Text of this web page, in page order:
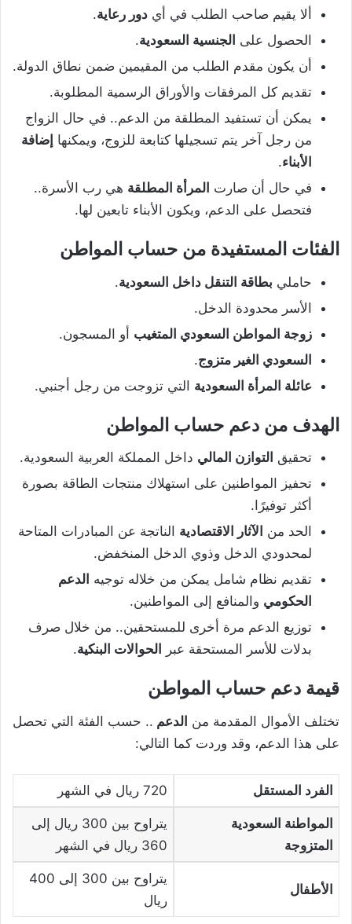
ألا يقيم صاحب الطلب في أي دور رعاية.
الحصول على الجنسية السعودية.
أن يكون مقدم الطلب من المقيمين ضمن نطاق الدولة.
تقديم كل المرفقات والأوراق الرسمية المطلوبة.
يمكن أن تستفيد المطلقة من الدعم.. في حال الزواج
من رجل آخر يتم تسجيلها كتابعة للزوج، ويمكنها إضافة
الأبناء.
في حال أن صارت المرأة المطلقة هي رب الأسرة..
فتحصل على الدعم، ويكون الأبناء تابعين لها.
الفئات المستفيدة من حساب المواطن
حاملي بطاقة التنقل داخل السعودية.
الأسر محدودة الدخل.
زوجة المواطن السعودي المتغيب أو المسجون.
السعودي الغير متزوج.
عائلة المرأة السعودية التي تزوجت من رجل أجنبي.
الهدف من دعم حساب المواطن
تحقيق التوازن المالي داخل المملكة العربية السعودية.
تحفيز المواطنين على استهلاك منتجات الطاقة بصورة
أكثر توفيرًا.
الحد من الآثار الاقتصادية الناتجة عن المبادرات المتاحة
لمحدودي الدخل وذوي الدخل المنخفض.
تقديم نظام شامل يمكن من خلاله توجيه الدعم
الحكومي والمنافع إلى المواطنين.
توزيع الدعم مرة أخرى للمستحقين.. من خلال صرف
بدلات للأسر المستحقة عبر
الحوالات البنكية.
قيمة دعم حساب المواطن
تختلف الأموال المقدمة من الدعم .. حسب الفئة التي تحصل
على هذا الدعم، وقد وردت كما التالي:
الفرد المستقل 720 ريال في الشهر
المواطنة السعودية
المتزوجة
يتراوح بين 300 ريال إلى
360 ريال في الشهر
الأطفال
يتراوح بين 300 إلى 400
ريال